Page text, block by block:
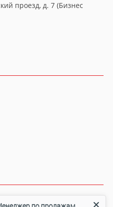
проезд, д. 7 (Бизнес